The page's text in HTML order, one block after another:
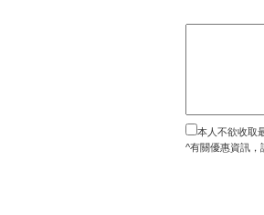
本人不欲收取
^有關優惠資訊，